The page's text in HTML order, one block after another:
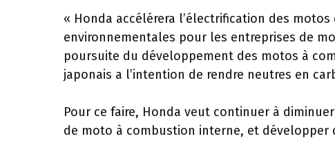
« Honda accélérera l’électrification des
environnementales pour les entreprises de
poursuite du développement des motos à
japonais a l’intention de rendre neutres en
Pour ce faire, Honda veut continuer à
de moto à combustion interne, et